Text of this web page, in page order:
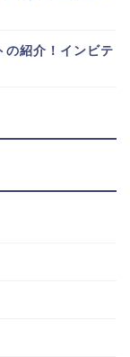
の紹介！インビテ